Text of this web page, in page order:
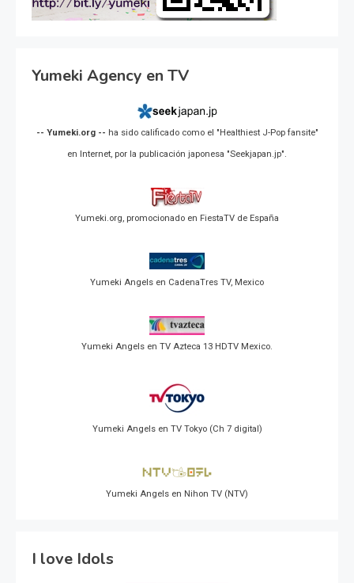
Yumeki Agency en TV
-- Yumeki.org -- ha sido calificado como el "Healthiest J-Pop fansite"
en Internet, por la publicación japonesa "Seekjapan.jp".
Yumeki.org, promocionado en FiestaTV de España
Yumeki Angels en CadenaTres TV, Mexico
Yumeki Angels en TV Azteca 13 HDTV Mexico.
Yumeki Angels en TV Tokyo (Ch 7 digital)
Yumeki Angels en Nihon TV (NTV)
I love Idols